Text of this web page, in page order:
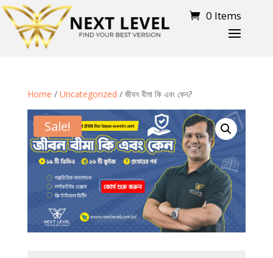
0 Items
Home / Uncategorized / জীবন বীমা কি এবং কেন?
Sale!